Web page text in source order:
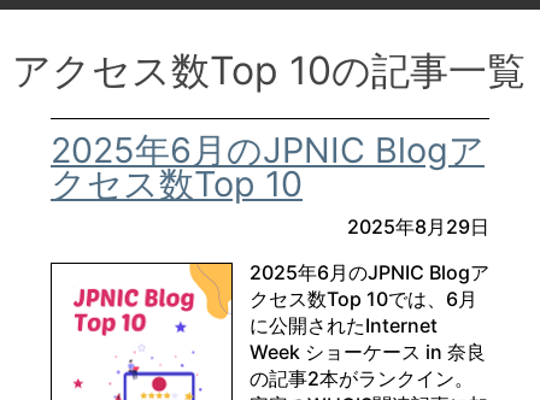
アクセス数Top 10の記事一覧
2025年6月のJPNIC Blogア
クセス数Top 10
2025年8月29日
2025年6月のJPNIC Blogア
クセス数Top 10では、6月
に公開されたInternet
Week ショーケース in 奈良
の記事2本がランクイン。